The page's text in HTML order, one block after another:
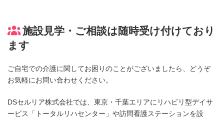
施設見学・ご相談は随時受け付けており
ます
ご自宅での介護に関してお困りのことがございましたら、どうぞ
お気軽にお問い合わせください。
DSセルリア株式会社では、東京・千葉エリアにリハビリ型デイサ
ービス「トータルリハセンター」や訪問看護ステーションを設